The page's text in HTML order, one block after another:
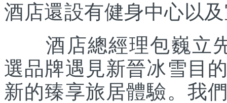
酒店還設有健身中心以
酒店總經理包巍立先
選品牌遇見新晉冰雪目
新的臻享旅居體驗。我